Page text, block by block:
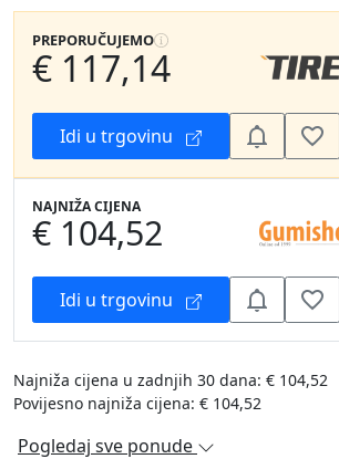
PREPORUČUJEMO
€ 117,14
Idi u trgovinu
NAJNIŽA CIJENA
€ 104,52
Idi u trgovinu
Najniža cijena u zadnjih 30 dana: € 104,52
Povijesno najniža cijena: € 104,52
Pogledaj sve ponude